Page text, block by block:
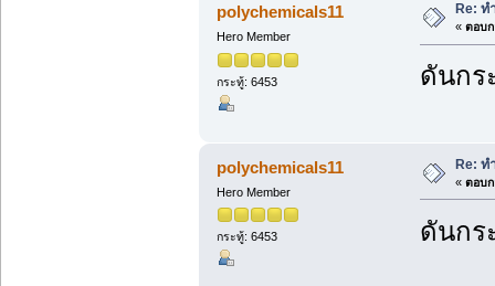
polychemicals11
Hero Member
กระทู้: 6453
Re: ท
« ตอบก
ดันกร
polychemicals11
Hero Member
กระทู้: 6453
Re: ท
« ตอบก
ดันกร